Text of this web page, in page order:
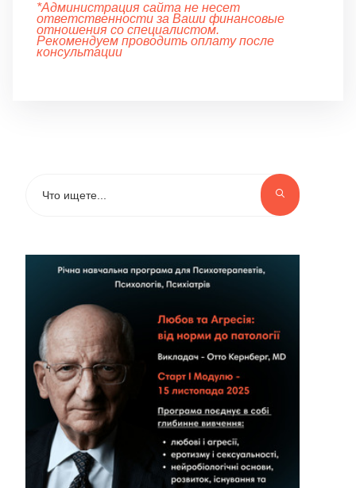
*Администрация сайта не несет
ответственности за Ваши финансовые
отношения со специалистом.
Рекомендуем проводить оплату после
консультации